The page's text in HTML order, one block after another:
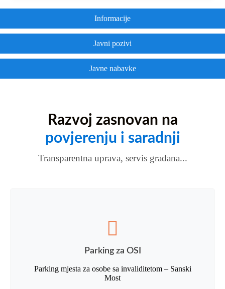
Informacije
Javni pozivi
Javne nabavke
Razvoj zasnovan na
povjerenju i saradnji
Transparentna uprava, servis građana...
Parking za OSI
Parking mjesta za osobe sa invaliditetom – Sanski
Most